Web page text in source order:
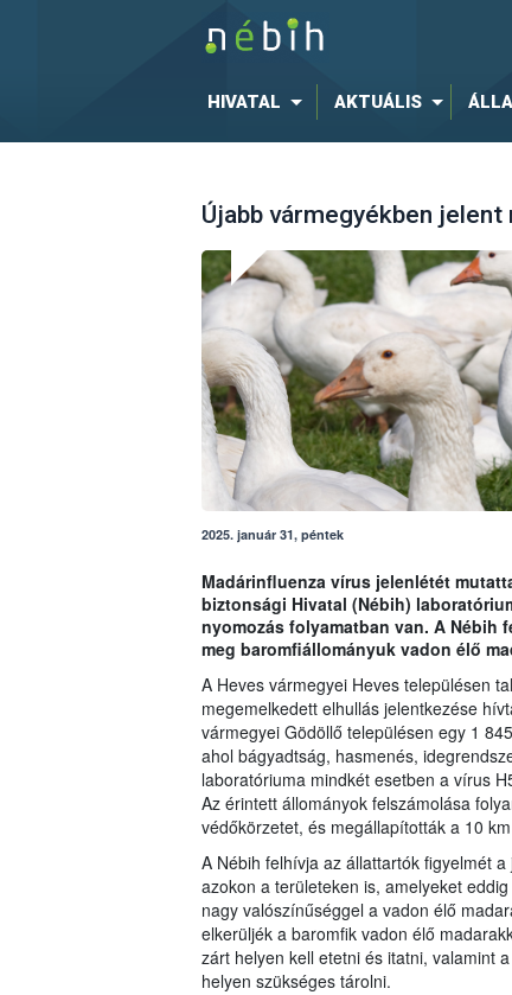
HIVATAL AKTUÁLIS
Újabb vármegyékben
2025. január 31, péntek
Madárinfluenza vírus jelenlétét
biztonsági Hivatal (Nébih)
nyomozás folyamatban van. A Nébih
meg baromfiállományuk vadon élő
A Heves vármegyei Heves településen
megemelkedett elhullás jelentkezése
vármegyei Gödöllő településen egy 1
ahol bágyadtság, hasmenés,
laboratóriuma mindkét esetben a vírus
Az érintett állományok felszámolása
védőkörzetet, és megállapították a 10
A Nébih felhívja az állattartók figyelmét
azokon a területeken is, amelyeket
nagy valószínűséggel a vadon élő
elkerüljék a baromfik vadon élő
zárt helyen kell etetni és itatni, valamint
helyen szükséges tárolni.